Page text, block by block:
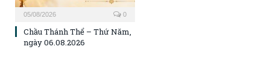
05/08/2026 0
Chầu Thánh Thể – Thứ Năm,
ngày 06.08.2026